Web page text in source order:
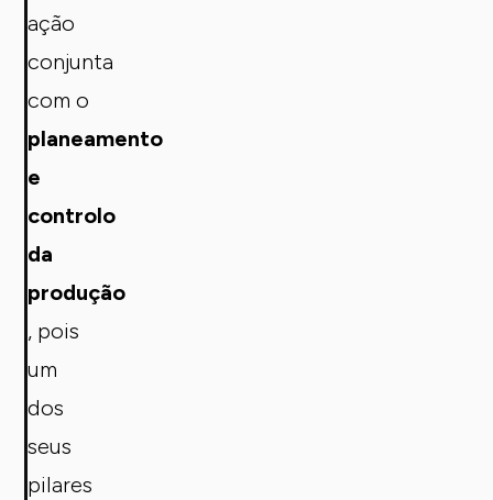
ação
conjunta
com o
planeamento
e
controlo
da
produção
, pois
um
dos
seus
pilares